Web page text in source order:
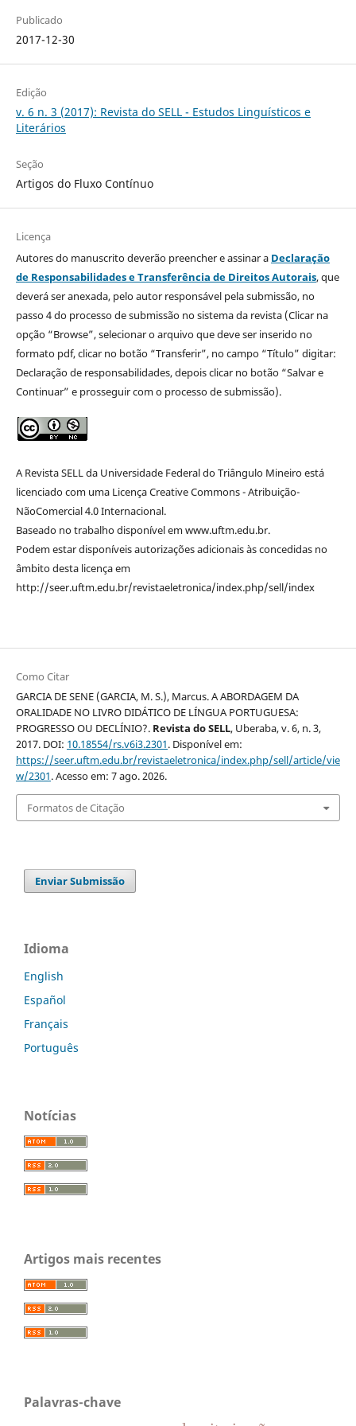
Publicado
2017-12-30
Edição
v. 6 n. 3 (2017): Revista do SELL - Estudos Linguísticos e
Literários
Seção
Artigos do Fluxo Contínuo
Licença
Autores do manuscrito deverão preencher e assinar a Declaração
de Responsabilidades e Transferência de Direitos Autorais, que
deverá ser anexada, pelo autor responsável pela submissão, no
passo 4 do processo de submissão no sistema da revista (Clicar na
opção “Browse”, selecionar o arquivo que deve ser inserido no
formato pdf, clicar no botão “Transferir”, no campo “Título” digitar:
Declaração de responsabilidades, depois clicar no botão “Salvar e
Continuar” e prosseguir com o processo de submissão).
A Revista SELL da Universidade Federal do Triângulo Mineiro está
licenciado com uma Licença Creative Commons - Atribuição-
NãoComercial 4.0 Internacional.
Baseado no trabalho disponível em www.uftm.edu.br.
Podem estar disponíveis autorizações adicionais às concedidas no
âmbito desta licença em
http://seer.uftm.edu.br/revistaeletronica/index.php/sell/index
Como Citar
GARCIA DE SENE (GARCIA, M. S.), Marcus. A ABORDAGEM DA
ORALIDADE NO LIVRO DIDÁTICO DE LÍNGUA PORTUGUESA:
PROGRESSO OU DECLÍNIO?. Revista do SELL, Uberaba, v. 6, n. 3,
2017. DOI: 10.18554/rs.v6i3.2301. Disponível em:
https://seer.uftm.edu.br/revistaeletronica/index.php/sell/article/vie
w/2301. Acesso em: 7 ago. 2026.
Formatos de Citação
Enviar Submissão
Idioma
English
Español
Français
Português
Notícias
Artigos mais recentes
Palavras-chave